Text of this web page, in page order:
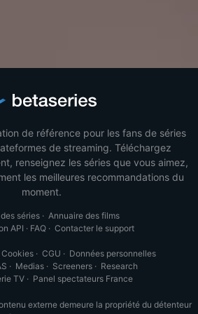
de référence pour les fans de séries
de streaming. Téléchargez
renseignez les séries que vous aimez,
les meilleures recommandations du
moment.
séries· Annuaire des films
API · FAQ · Contacter le support
Cookies · CGU · Données personnelles
· Medias· Screeners· Research
TV · Panel spectateurs France
externe demeure la propriété du détenteur